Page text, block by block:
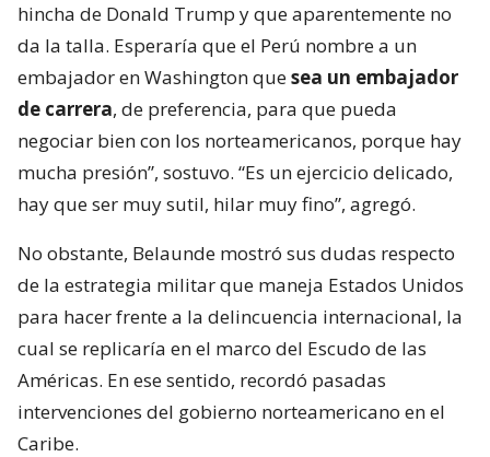
hincha de Donald Trump y que aparentemente no
da la talla. Esperaría que el Perú nombre a un
embajador en Washington quesea un embajador
de carrera, de preferencia, para que pueda
negociar bien con los norteamericanos, porque hay
mucha presión”, sostuvo. “Es un ejercicio delicado,
hay que ser muy sutil, hilar muy fino”, agregó.
No obstante, Belaunde mostró sus dudas respecto
de la estrategia militar que maneja Estados Unidos
para hacer frente a la delincuencia internacional, la
cual se replicaría en el marco del Escudo de las
Américas. En ese sentido, recordó pasadas
intervenciones del gobierno norteamericano en el
Caribe.